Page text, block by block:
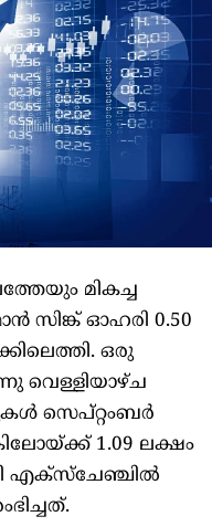
മികച്ച
സിങ്ക് ഓഹരി 0.50
ഒരു
വെള്ളിയാഴ്ച
സെപ്റ്റംബര്‍
1.09 ലക്ഷം
എക്‌സ്‌ചേഞ്ചില്‍